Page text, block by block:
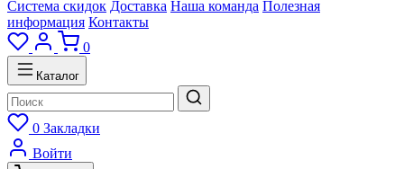
Система скидок Доставка Наша команда Полезная
информация Контакты
0
Каталог
0 Закладки
Войти